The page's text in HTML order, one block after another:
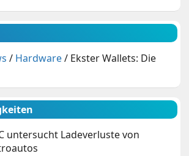
/ Hardware/ Ekster Wallets: Die
untersucht Ladeverluste von